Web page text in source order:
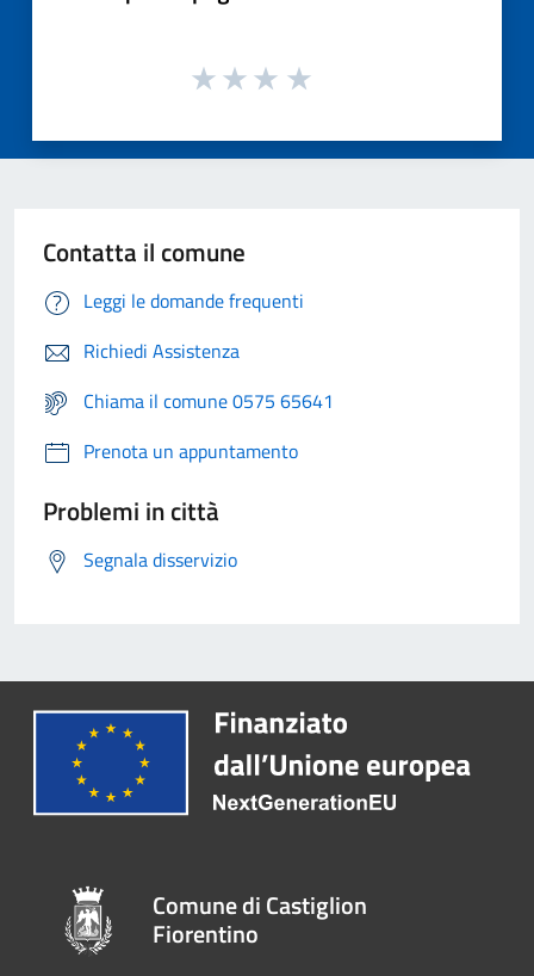
Contatta il comune
Leggi le domande frequenti
Richiedi Assistenza
Chiama il comune 0575 65641
Prenota un appuntamento
Problemi in città
Segnala disservizio
Comune di Castiglion
Fiorentino